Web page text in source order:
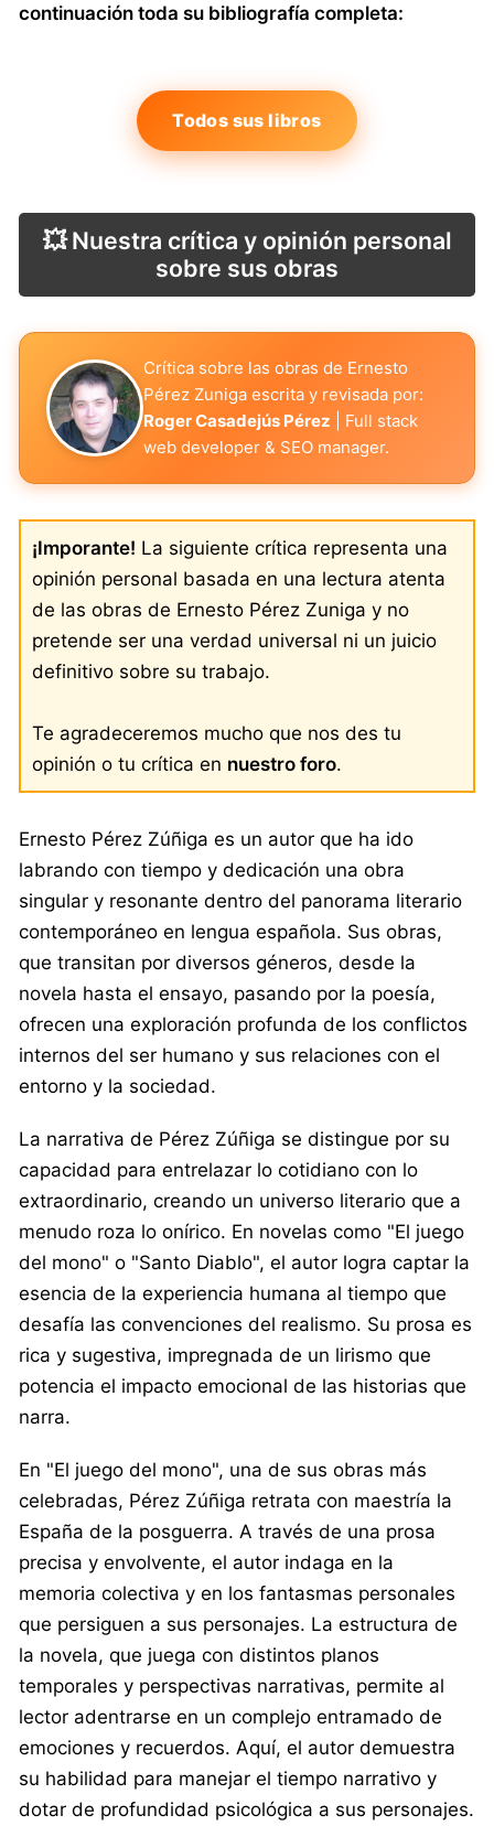
continuación toda su bibliografía completa:
Todos sus libros
💥 Nuestra crítica y opinión personal
sobre sus obras
Crítica sobre las obras de Ernesto
Pérez Zuniga escrita y revisada por:
Roger Casadejús Pérez
| Full stack
web developer & SEO manager.
¡Imporante! La siguiente crítica representa una
opinión personal basada en una lectura atenta
de las obras de Ernesto Pérez Zuniga y no
pretende ser una verdad universal ni un juicio
definitivo sobre su trabajo.
Te agradeceremos mucho que nos des tu
opinión o tu crítica en nuestro foro.
Ernesto Pérez Zúñiga es un autor que ha ido
labrando con tiempo y dedicación una obra
singular y resonante dentro del panorama literario
contemporáneo en lengua española. Sus obras,
que transitan por diversos géneros, desde la
novela hasta el ensayo, pasando por la poesía,
ofrecen una exploración profunda de los conflictos
internos del ser humano y sus relaciones con el
entorno y la sociedad.
La narrativa de Pérez Zúñiga se distingue por su
capacidad para entrelazar lo cotidiano con lo
extraordinario, creando un universo literario que a
menudo roza lo onírico. En novelas como "El juego
del mono" o "Santo Diablo", el autor logra captar la
esencia de la experiencia humana al tiempo que
desafía las convenciones del realismo. Su prosa es
rica y sugestiva, impregnada de un lirismo que
potencia el impacto emocional de las historias que
narra.
En "El juego del mono", una de sus obras más
celebradas, Pérez Zúñiga retrata con maestría la
España de la posguerra. A través de una prosa
precisa y envolvente, el autor indaga en la
memoria colectiva y en los fantasmas personales
que persiguen a sus personajes. La estructura de
la novela, que juega con distintos planos
temporales y perspectivas narrativas, permite al
lector adentrarse en un complejo entramado de
emociones y recuerdos. Aquí, el autor demuestra
su habilidad para manejar el tiempo narrativo y
dotar de profundidad psicológica a sus personajes.